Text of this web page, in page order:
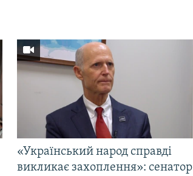
«Український народ справді
викликає захоплення»: сенатор